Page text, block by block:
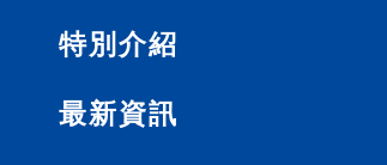
特別介紹
最新資訊